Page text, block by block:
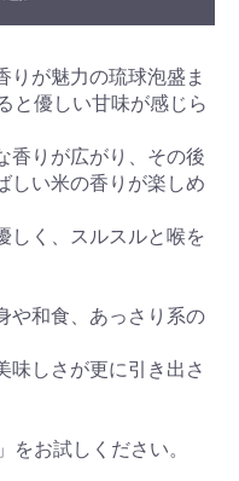
りが魅力の琉球泡盛ま
と優しい甘味が感じら
香りが広がり、その後
しい米の香りが楽しめ
しく、スルスルと喉を
や和食、あっさり系の
味しさが更に引き出さ
をお試しください。